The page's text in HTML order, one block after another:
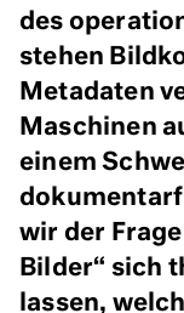
des
stehen
Metadaten
Maschinen
einem
wir der
Bilder“ sich
lassen,